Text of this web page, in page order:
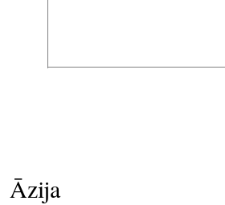
Āzija